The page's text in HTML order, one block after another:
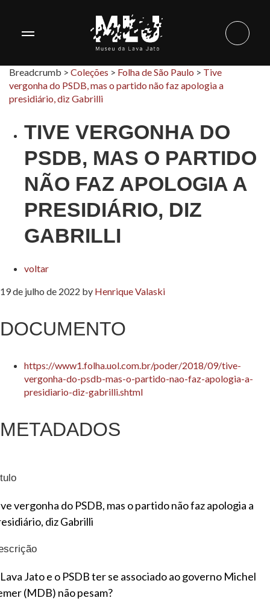
Breadcrumb > Coleções > Folha de São Paulo > Tive
vergonha do PSDB, mas o partido não faz apologia a
presidiário, diz Gabrilli
TIVE VERGONHA DO
PSDB, MAS O PARTIDO
NÃO FAZ APOLOGIA A
PRESIDIÁRIO, DIZ
GABRILLI
voltar
19 de julho de 2022 by Henrique Valaski
DOCUMENTO
https://www1.folha.uol.com.br/poder/2018/09/tive-
vergonha-do-psdb-mas-o-partido-nao-faz-apologia-a-
presidiario-diz-gabrilli.shtml
METADADOS
vergonha do PSDB, mas o partido não faz apologia a
diz Gabrilli
Jato e o PSDB ter se associado ao governo Michel
(MDB) não pesam?